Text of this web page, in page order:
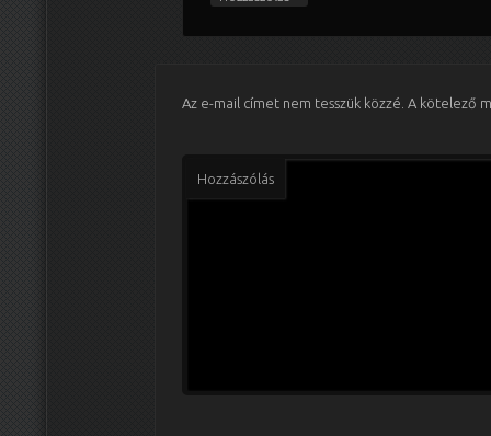
Az e-mail címet nem tesszük közzé. A kötelező
Hozzászólás